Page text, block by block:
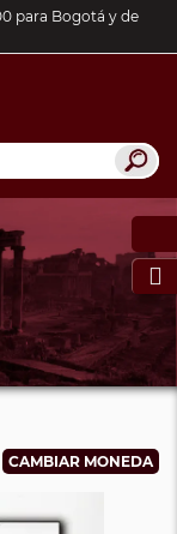
para Bogotá y de
